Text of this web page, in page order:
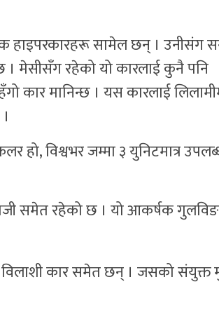
हाइपरकारहरू सामेल छन् । उनीसंग
। मेसीसँग रहेको यो कारलाई कुनै पनि
कार मानिन्छ । यस कारलाई
हो, विश्वभर जम्मा ३ युनिटमात्र
समेत रहेको छ । यो आकर्षक
विलाशी कार समेत छन् । जसको संयुक्त